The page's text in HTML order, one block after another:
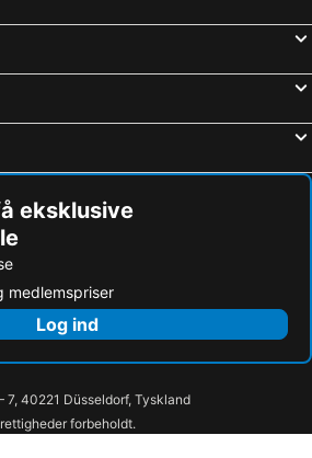
eksklusive
medlemspriser
Log ind
7, 40221 Düsseldorf, Tyskland
forbeholdt.